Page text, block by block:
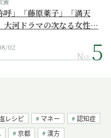
呼」「藤原薬子」「満天
大河ドラマの次なる女性…
02
No.
レシピ マネー
認知症
京都 漢方